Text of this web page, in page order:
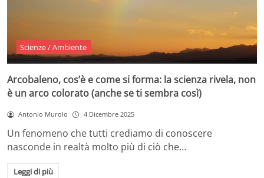
Scienze / Ambiente
Arcobaleno, cos’è e come si forma: la scienza rivela, non
è un arco colorato (anche se ti sembra così)
Antonio Murolo 4 Dicembre 2025
Un fenomeno che tutti crediamo di conoscere
nasconde in realtà molto più di ciò che…
Leggi di più